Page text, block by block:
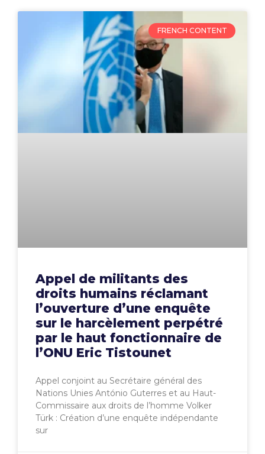
FRENCH CONTENT
Appel de militants des
droits humains réclamant
l’ouverture d’une enquête
sur le harcèlement perpétré
par le haut fonctionnaire de
l’ONU Eric Tistounet
Appel conjoint au Secrétaire général des
Nations Unies António Guterres et au Haut-
Commissaire aux droits de l’homme Volker
Türk : Création d’une enquête indépendante
sur